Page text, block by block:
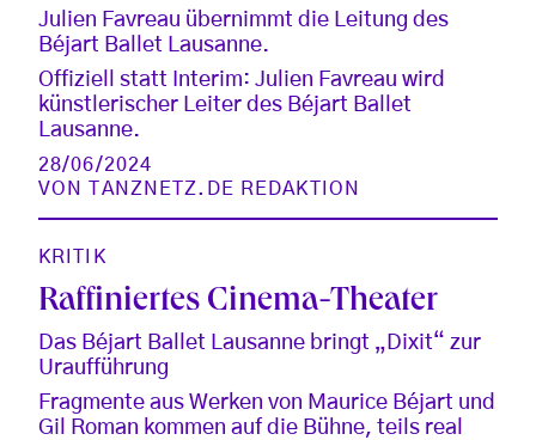
Julien Favreau übernimmt die Leitung des
Béjart Ballet Lausanne.
Offiziell statt Interim: Julien Favreau wird
künstlerischer Leiter des Béjart Ballet
Lausanne.
28/06/2024
VON
TANZNETZ.DE REDAKTION
KRITIK
Raffiniertes Cinema-Theater
Das Béjart Ballet Lausanne bringt „Dixit“ zur
Uraufführung
Fragmente aus Werken von Maurice Béjart und
Gil Roman kommen auf die Bühne, teils real